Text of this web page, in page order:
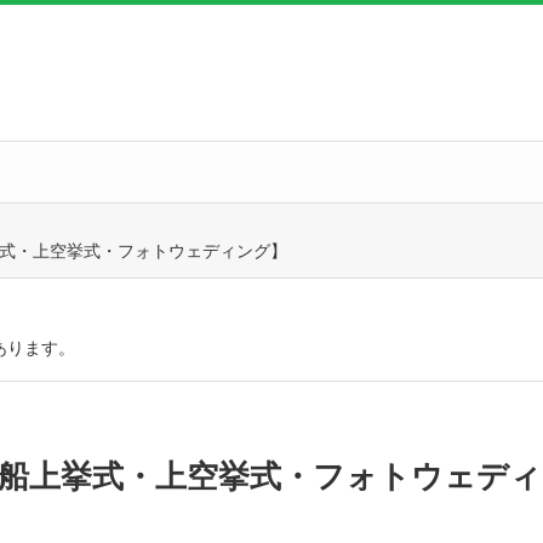
・上空挙式・フォトウェディング】
ます。
上挙式・上空挙式・フォトウェディ